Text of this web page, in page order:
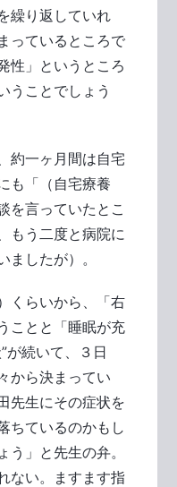
繰り返していれ
っているところで
性」というところ
うことでしょう
約一ヶ月間は自宅
も「（自宅療養
を言っていたとこ
もう二度と病院に
ましたが）。
くらいから、「右
ことと「睡眠が充
が続いて、３日
から決まってい
先生にその症状を
ちているのかもし
う」と先生の弁。
ない。ますます指